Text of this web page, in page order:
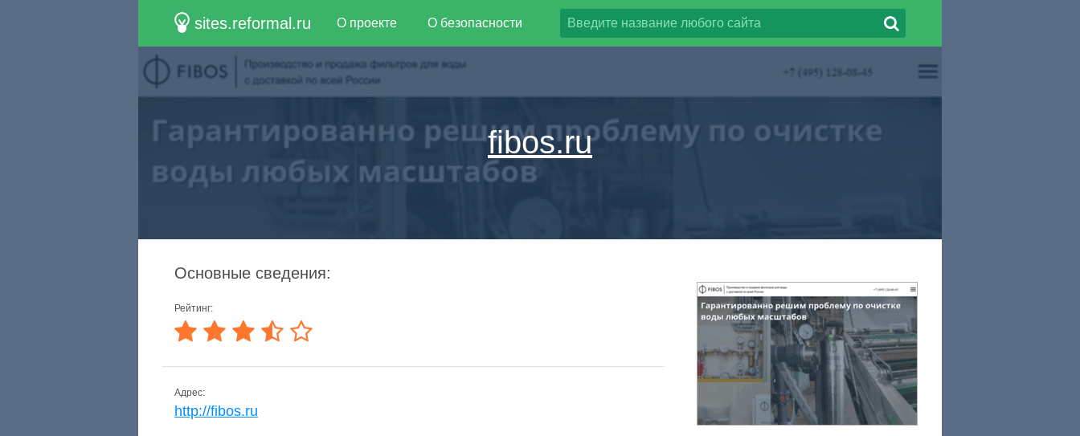
sites.reformal.ru О проекте О безопасности
fibos.ru
Основные сведения:
Рейтинг:
Адрес:
http://fibos.ru